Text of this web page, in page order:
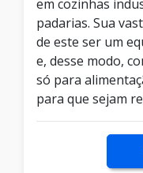
em cozinhas
padarias. Sua
de este ser um
e, desse modo,
só para
para que sejam